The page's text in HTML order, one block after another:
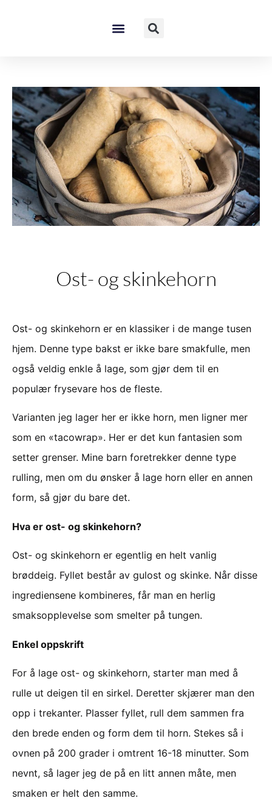
Ost- og skinkehorn
Ost- og skinkehorn er en klassiker i de mange tusen
hjem. Denne type bakst er ikke bare smakfulle, men
også veldig enkle å lage, som gjør dem til en
populær frysevare hos de fleste.
Varianten jeg lager her er ikke horn, men ligner mer
som en «tacowrap». Her er det kun fantasien som
setter grenser. Mine barn foretrekker denne type
rulling, men om du ønsker å lage horn eller en annen
form, så gjør du bare det.
Hva er ost- og skinkehorn?
Ost- og skinkehorn er egentlig en helt vanlig
brøddeig. Fyllet består av gulost og skinke. Når disse
ingrediensene kombineres, får man en herlig
smaksopplevelse som smelter på tungen.
Enkel oppskrift
For å lage ost- og skinkehorn, starter man med å
rulle ut deigen til en sirkel. Deretter skjærer man den
opp i trekanter. Plasser fyllet, rull dem sammen fra
den brede enden og form dem til horn. Stekes så i
ovnen på 200 grader i omtrent 16-18 minutter. Som
nevnt, så lager jeg de på en litt annen måte, men
smaken er helt den samme.